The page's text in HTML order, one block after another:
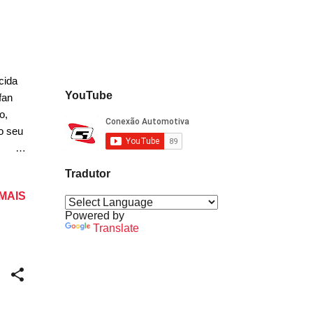
YouTube
Tradutor
Powered by
Translate
seu